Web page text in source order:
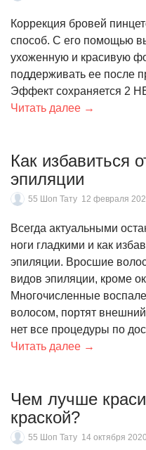
Коррекция бровей
способ. С его помощью
ухоженную и красивую
поддерживать ее после
Эффект сохраняется 2
Читать далее →
Как избавиться
эпиляции
55 Шоп Тату 12 февраля
Всегда актуальными
ноги гладкими и как
эпиляции. Вросшие
видов эпиляции, кроме
Многочисленные
волосом, портят
нет все процедуры по
Читать далее →
Чем лучше
краской?
55 Шоп Тату 14 октября 2020